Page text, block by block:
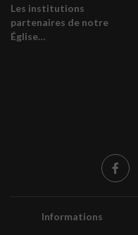
Les institutions
partenaires de notre
Église…
Informations